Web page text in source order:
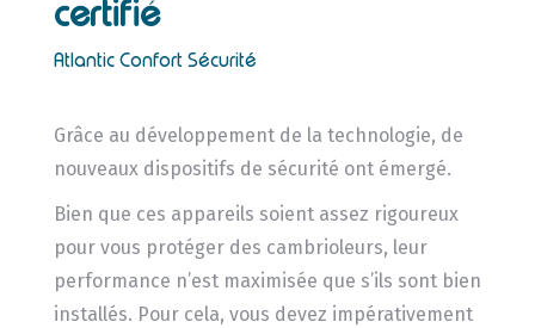
certifié
Atlantic Confort Sécurité
Grâce au développement de la technologie, de
nouveaux dispositifs de sécurité ont émergé.
Bien que ces appareils soient assez rigoureux
pour vous protéger des cambrioleurs, leur
performance n’est maximisée que s’ils sont bien
installés. Pour cela, vous devez impérativement